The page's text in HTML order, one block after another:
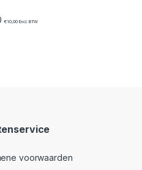
€10,00Excl. BTW
voorwaarden